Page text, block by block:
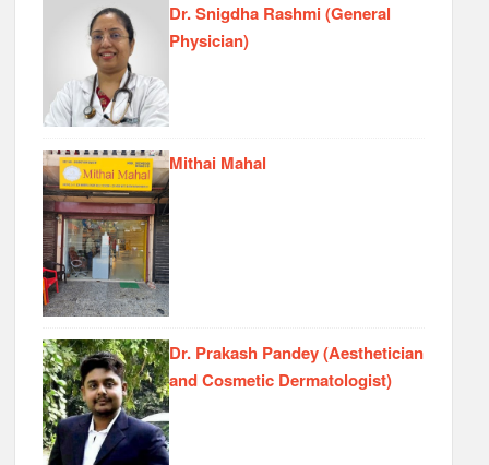
Dr. Snigdha Rashmi (General
Physician)
Mithai Mahal
Dr. Prakash Pandey (Aesthetician
and Cosmetic Dermatologist)